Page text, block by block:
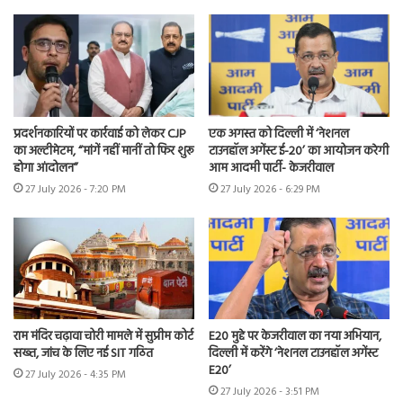
प्रदर्शनकारियों पर कार्रवाई को लेकर CJP
का अल्टीमेटम, “मांगें नहीं मानीं तो फिर शुरू
होगा आंदोलन”
27 July 2026 - 7:20 PM
एक अगस्त को दिल्ली में ‘नेशनल
टाउनहॉल अगेंस्ट ई-20’ का आयोजन करेगी
आम आदमी पार्टी- केजरीवाल
27 July 2026 - 6:29 PM
राम मंदिर चढ़ावा चोरी मामले में सुप्रीम कोर्ट
सख्त, जांच के लिए नई SIT गठित
27 July 2026 - 4:35 PM
E20 मुद्दे पर केजरीवाल का नया अभियान,
दिल्ली में करेंगे ‘नेशनल टाउनहॉल अगेंस्ट
E20’
27 July 2026 - 3:51 PM